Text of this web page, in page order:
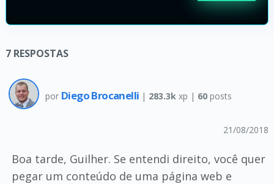
7 RESPOSTAS
por Diego Brocanelli | 283.3k xp | 60posts
21/08/2018
Boa tarde, Guilher. Se entendi direito, você quer
pegar um conteúdo de uma página web e